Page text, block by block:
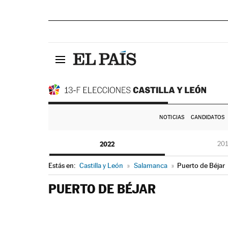
NOTICIAS CANDIDATOS
2022
Estás en: Castilla y León » Salamanca » Puerto de Béjar
PUERTO DE BÉJAR